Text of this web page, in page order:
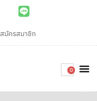
สมัครสมาชิก
0